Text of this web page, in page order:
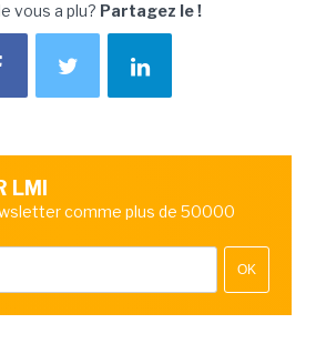
vous a plu? Partagez le !
LMI
comme plus de 50000
OK